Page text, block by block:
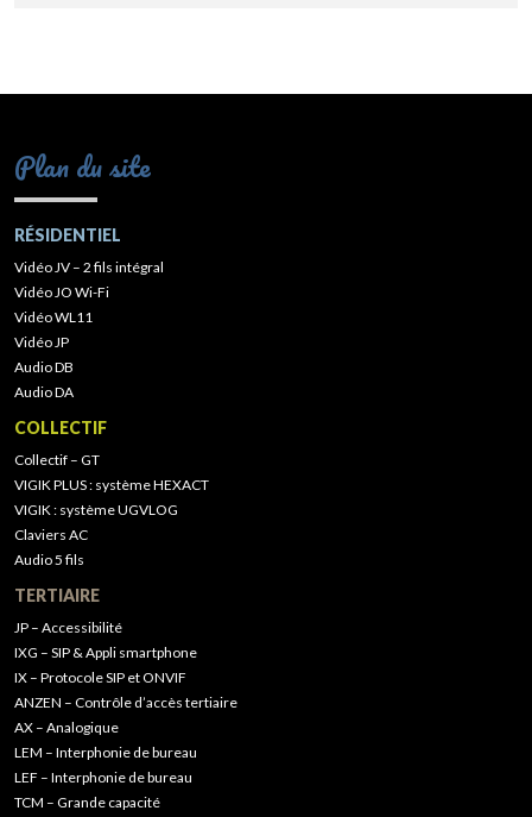
Plan du site
RÉSIDENTIEL
Vidéo JV – 2 fils intégral
Vidéo JO Wi-Fi
Vidéo WL11
Vidéo JP
Audio DB
Audio DA
COLLECTIF
Collectif – GT
VIGIK PLUS : système HEXACT
VIGIK : système UGVLOG
Claviers AC
Audio 5 fils
TERTIAIRE
JP – Accessibilité
IXG – SIP & Appli smartphone
IX – Protocole SIP et ONVIF
ANZEN – Contrôle d’accès tertiaire
AX – Analogique
LEM – Interphonie de bureau
LEF – Interphonie de bureau
TCM – Grande capacité